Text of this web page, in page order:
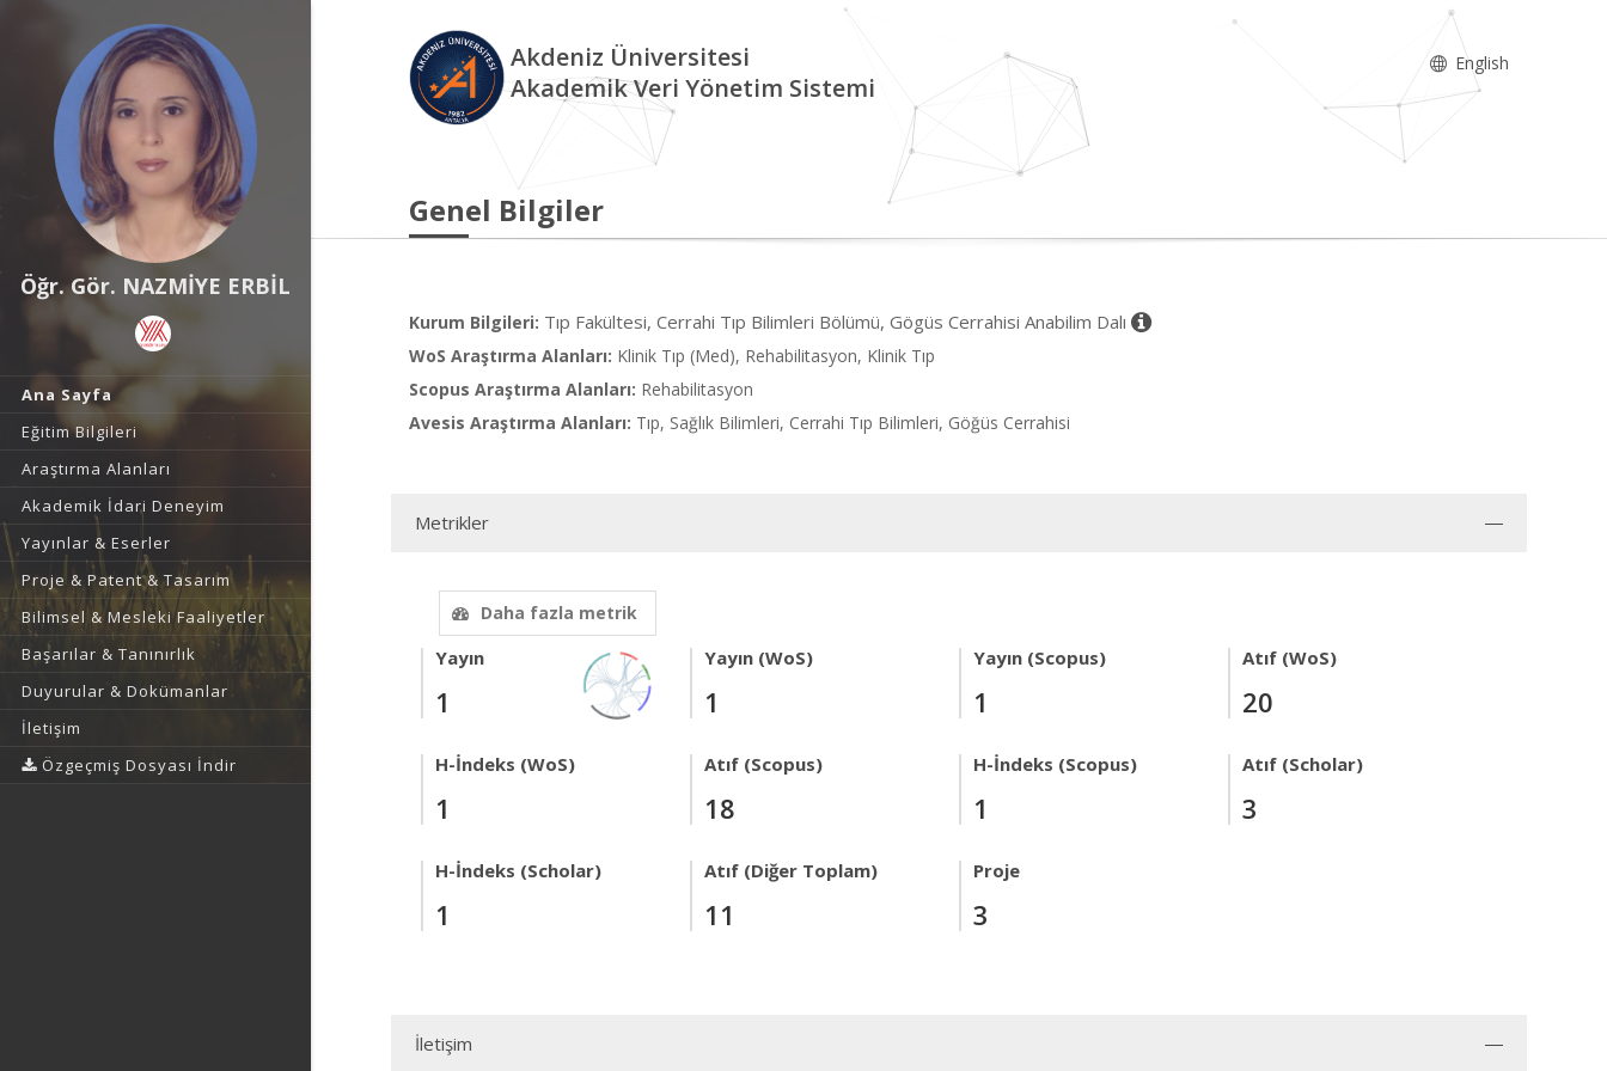
Öğr. Gör. NAZMİYE ERBİL
Ana Sayfa
Eğitim Bilgileri
Araştırma Alanları
Akademik İdari Deneyim
Yayınlar & Eserler
Proje & Patent & Tasarım
Bilimsel & Mesleki Faaliyetler
Başarılar & Tanınırlık
Duyurular & Dokümanlar
İletişim
Özgeçmiş Dosyası İndir
Akdeniz Üniversitesi
Akademik Veri Yönetim Sistemi
English
Genel Bilgiler
Kurum Bilgileri: Tıp Fakültesi, Cerrahi Tıp Bilimleri Bölümü, Gögüs Cerrahisi Anabilim Dalı
WoS Araştırma Alanları: Klinik Tıp (Med), Rehabilitasyon, Klinik Tıp
Scopus Araştırma Alanları: Rehabilitasyon
Avesis Araştırma Alanları: Tıp, Sağlık Bilimleri, Cerrahi Tıp Bilimleri, Göğüs Cerrahisi
Metrikler
Daha fazla metrik
Yayın
1
Yayın (WoS)
1
Yayın (Scopus)
1
Atıf (WoS)
20
H-İndeks (WoS)
1
Atıf (Scopus)
18
H-İndeks (Scopus)
1
Atıf (Scholar)
3
H-İndeks (Scholar)
1
Atıf (Diğer Toplam)
11
Proje
3
İletişim